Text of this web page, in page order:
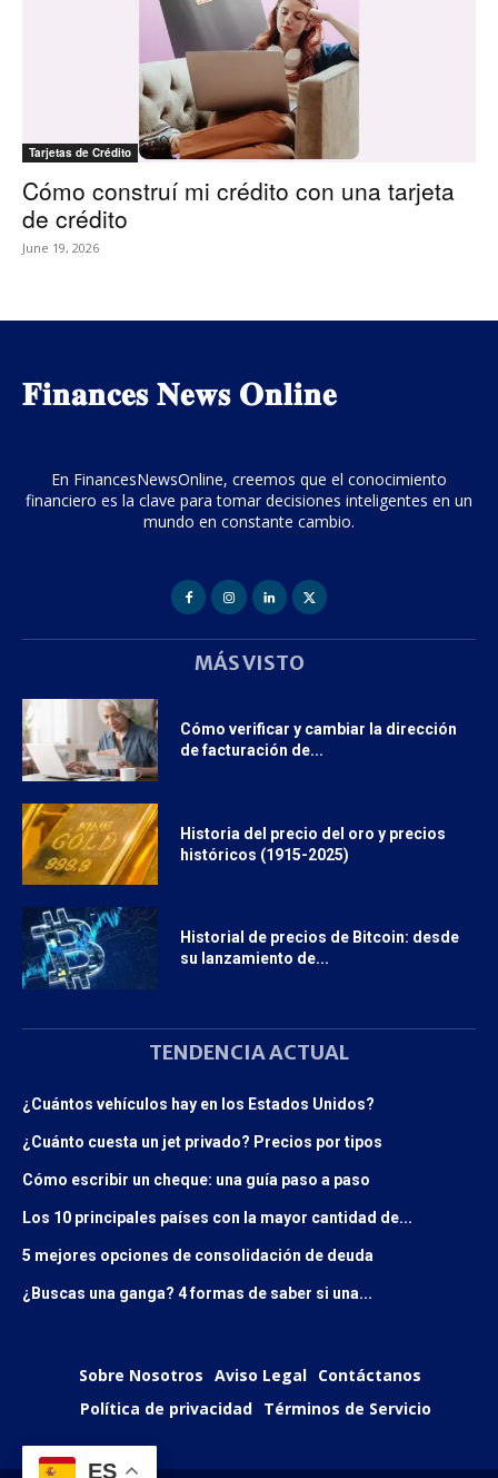
Tarjetas de Crédito
Cómo construí mi crédito con una tarjeta
de crédito
June 19, 2026
𝐅𝐢𝐧𝐚𝐧𝐜𝐞𝐬 𝐍𝐞𝐰𝐬 𝐎𝐧𝐥𝐢𝐧𝐞
En FinancesNewsOnline, creemos que el conocimiento
financiero es la clave para tomar decisiones inteligentes en un
mundo en constante cambio.
MÁS VISTO
Cómo verificar y cambiar la dirección
de facturación de...
Historia del precio del oro y precios
históricos (1915-2025)
Historial de precios de Bitcoin: desde
su lanzamiento de...
TENDENCIA ACTUAL
¿Cuántos vehículos hay en los Estados Unidos?
¿Cuánto cuesta un jet privado? Precios por tipos
Cómo escribir un cheque: una guía paso a paso
Los 10 principales países con la mayor cantidad de...
5 mejores opciones de consolidación de deuda
¿Buscas una ganga? 4 formas de saber si una...
Sobre Nosotros Aviso Legal Contáctanos
Política de privacidad Términos de Servicio
ES